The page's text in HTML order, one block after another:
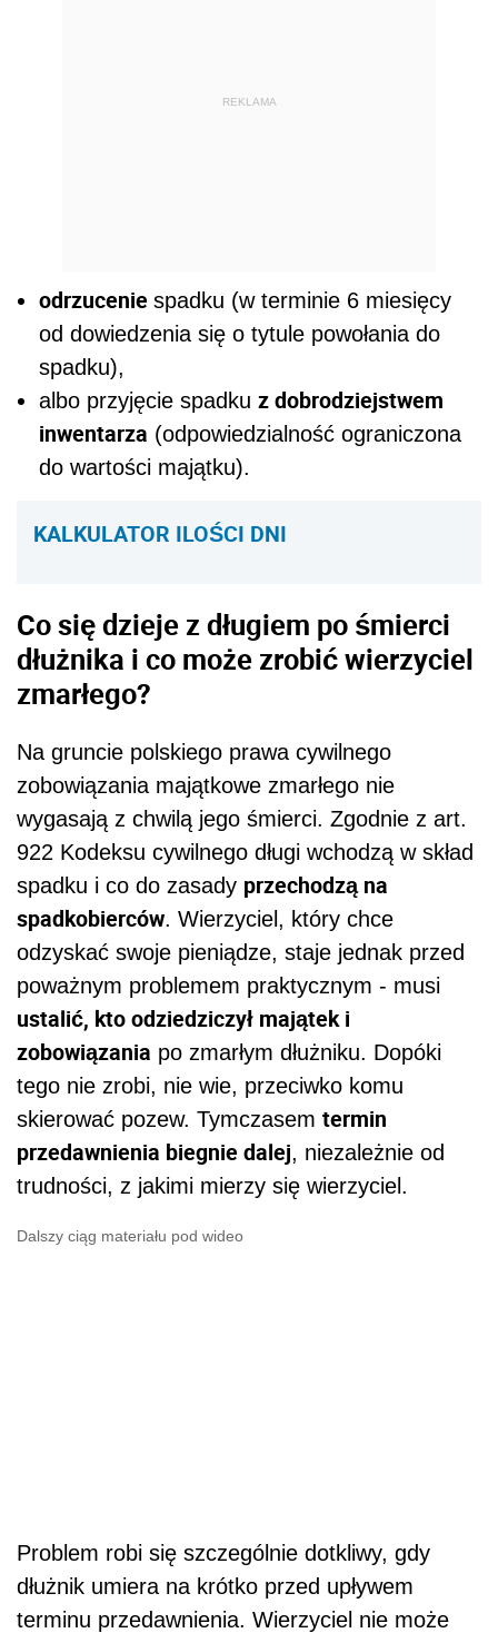
REKLAMA
odrzucenie spadku (w terminie 6 miesięcy
od dowiedzenia się o tytule powołania do
spadku),
albo przyjęcie spadku z dobrodziejstwem
inwentarza (odpowiedzialność ograniczona
do wartości majątku).
KALKULATOR ILOŚCI DNI
Co się dzieje z długiem po śmierci
dłużnika i co może zrobić wierzyciel
zmarłego?
Na gruncie polskiego prawa cywilnego
zobowiązania majątkowe zmarłego nie
wygasają z chwilą jego śmierci. Zgodnie z art.
922 Kodeksu cywilnego długi wchodzą w skład
spadku i co do zasady przechodzą na
spadkobierców. Wierzyciel, który chce
odzyskać swoje pieniądze, staje jednak przed
poważnym problemem praktycznym - musi
ustalić, kto odziedziczył majątek i
zobowiązania po zmarłym dłużniku. Dopóki
tego nie zrobi, nie wie, przeciwko komu
skierować pozew. Tymczasem termin
przedawnienia biegnie dalej, niezależnie od
trudności, z jakimi mierzy się wierzyciel.
Dalszy ciąg materiału pod wideo
Problem robi się szczególnie dotkliwy, gdy
dłużnik umiera na krótko przed upływem
terminu przedawnienia. Wierzyciel nie może